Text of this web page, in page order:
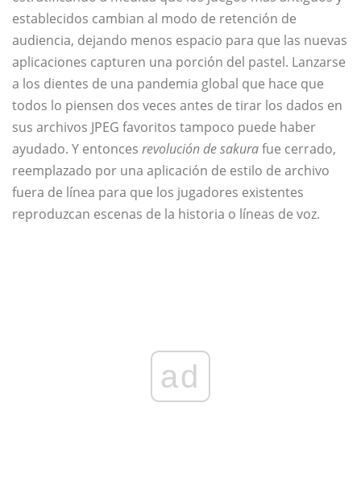
establecidos cambian al modo de retención de
audiencia, dejando menos espacio para que las nuevas
aplicaciones capturen una porción del pastel. Lanzarse
a los dientes de una pandemia global que hace que
todos lo piensen dos veces antes de tirar los dados en
sus archivos JPEG favoritos tampoco puede haber
ayudado. Y entonces revolución de sakurafue cerrado,
reemplazado por una aplicación de estilo de archivo
fuera de línea para que los jugadores existentes
reproduzcan escenas de la historia o líneas de voz.
ad